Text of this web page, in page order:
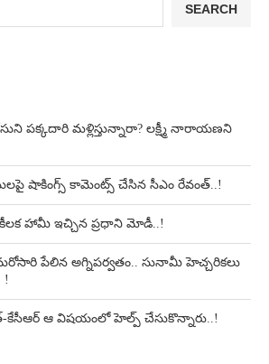
SEARCH
పక్కదారి మళ్లిస్తున్నారా? లక్ష్మీ నారాయణని
షాకింగ్స్ కామెంట్స్ చేసిన సీఎం రేవంత్..!
కీలక హామీ ఇచ్చిన ప్రధాని మోడీ..!
మరోసారి పేలిన అగ్నిపర్వతం.. సునామీ హెచ్చరికలు
!
కేసీఆర్ ఆ విషయంలో హెల్ప్ చేసుకొన్నారు..!